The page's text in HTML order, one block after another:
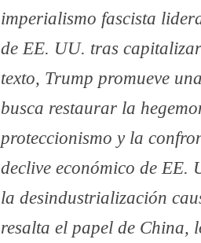
imperialismo fascista
de EE. UU. tras
texto, Trump promueve
busca restaurar la
proteccionismo y la
declive económico de EE.
la desindustrialización
resalta el papel de China,